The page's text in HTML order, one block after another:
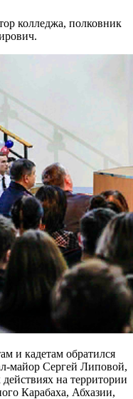
колледжа, полковник
и кадетам обратился
майор Сергей Липовой,
на территории
Карабаха, Абхазии,